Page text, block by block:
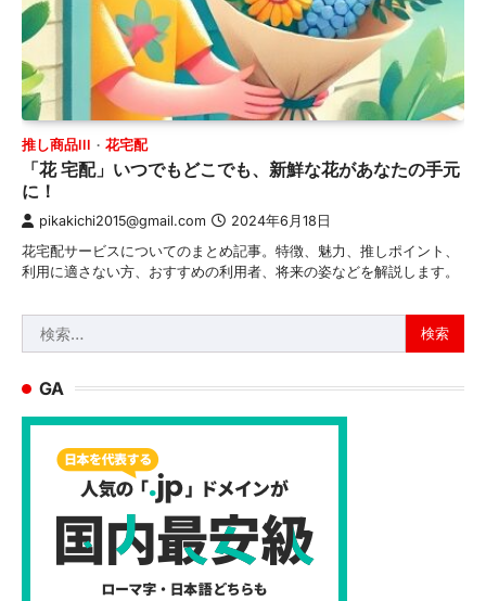
推し商品III 花宅配
「花 宅配」いつでもどこでも、新鮮な花があなたの手元
に！
pikakichi2015@gmail.com 2024年6月18日
花宅配サービスについてのまとめ記事。特徴、魅力、推しポイント、
利用に適さない方、おすすめの利用者、将来の姿などを解説します。
索:
GA